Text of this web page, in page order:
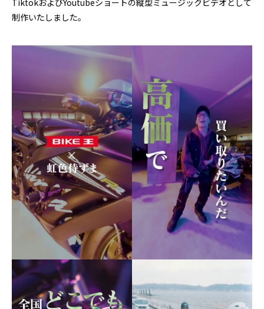
TiktokおよびYoutubeショートの縦型ミュージックビデオとして
制作いたしました。